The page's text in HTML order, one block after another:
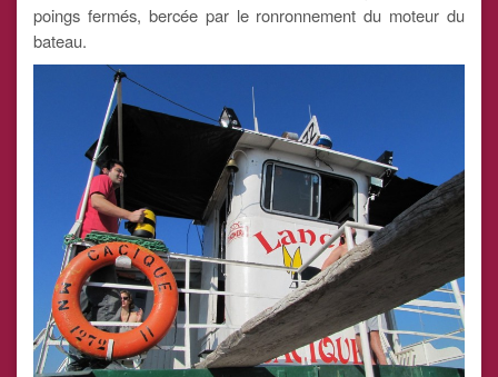
poings fermés, bercée par le ronronnement du moteur du
bateau.